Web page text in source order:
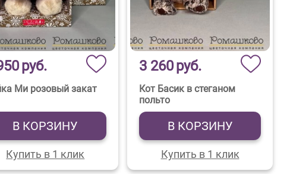
руб.
Ми розовый закат
В КОРЗИНУ
Купить в 1 клик
3 260руб.
Кот Басик в стеганом
польто
В КОРЗИНУ
Купить в 1 клик